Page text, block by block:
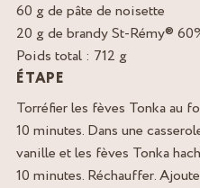
60 g de pâte de noisette
20 g de brandy St-Rémy®
Poids total : 712 g
ÉTAPE
Torréfier les fèves Tonka au
10 minutes. Dans une
vanille et les fèves Tonka
10 minutes. Réchauffer.